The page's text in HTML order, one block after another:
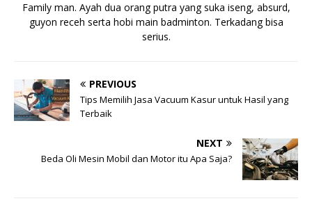
Family man. Ayah dua orang putra yang suka iseng, absurd,
guyon receh serta hobi main badminton. Terkadang bisa
serius.
PREVIOUS
Tips Memilih Jasa Vacuum Kasur untuk Hasil yang
Terbaik
NEXT
Beda Oli Mesin Mobil dan Motor itu Apa Saja?